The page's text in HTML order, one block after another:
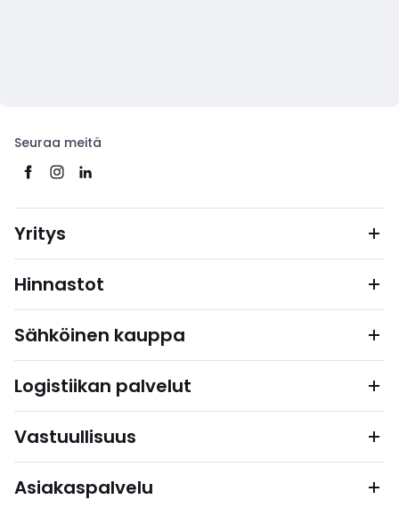
Seuraa meitä
Yritys
Hinnastot
Sähköinen kauppa
Logistiikan palvelut
Vastuullisuus
Asiakaspalvelu